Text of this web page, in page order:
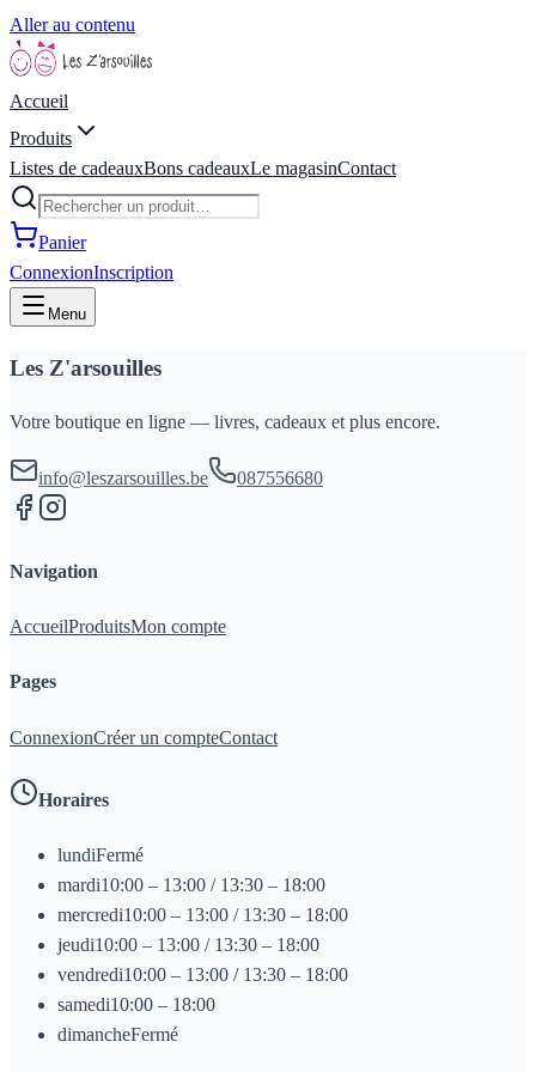
Aller au contenu
Accueil
Produits
Listes de cadeauxBons cadeauxLe magasinContact
Panier
ConnexionInscription
Menu
Les Z'arsouilles
Votre boutique en ligne — livres, cadeaux et plus encore.
info@leszarsouilles.be 087556680
Navigation
AccueilProduitsMon compte
Pages
ConnexionCréer un compteContact
Horaires
lundiFermé
mardi10:00 – 13:00 / 13:30 – 18:00
mercredi10:00 – 13:00 / 13:30 – 18:00
jeudi10:00 – 13:00 / 13:30 – 18:00
vendredi10:00 – 13:00 / 13:30 – 18:00
samedi10:00 – 18:00
dimancheFermé